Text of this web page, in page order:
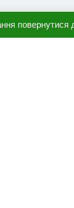
повернутися